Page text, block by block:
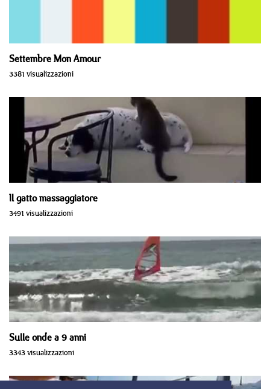
Settembre Mon Amour
3381 visualizzazioni
Il gatto massaggiatore
3491 visualizzazioni
Sulle onde a 9 anni
3343 visualizzazioni